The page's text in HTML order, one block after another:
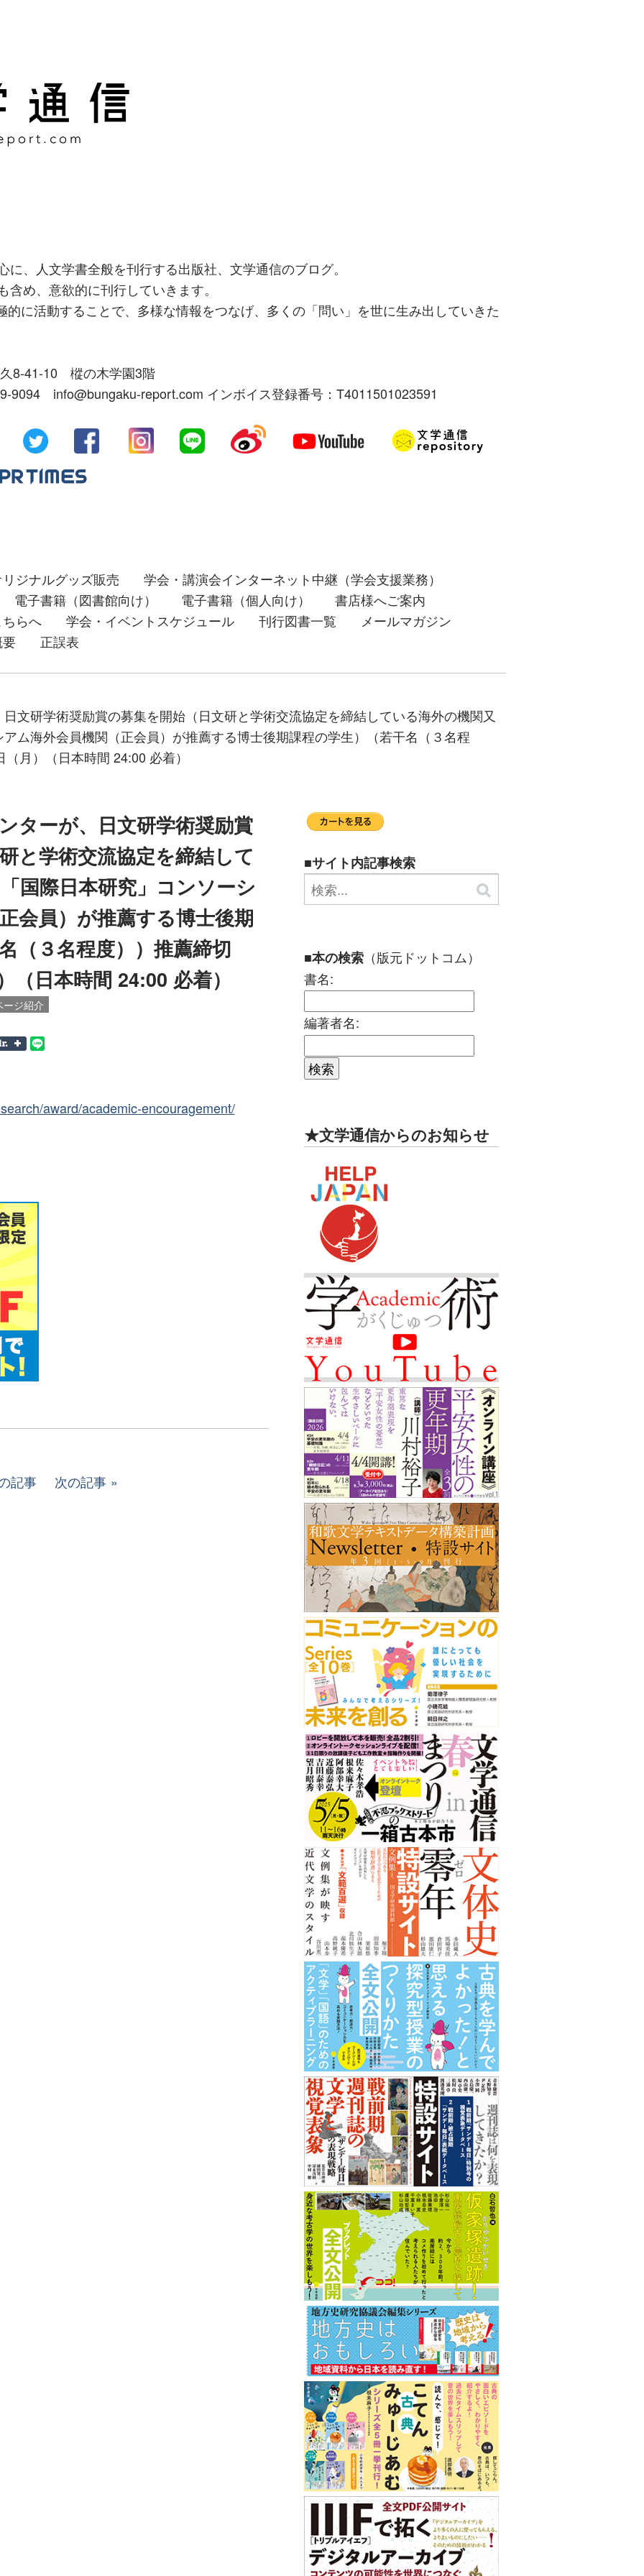
、人文学書全般を刊行する出版社、文学通信のブログ。
め、意欲的に刊行していきます。
に活動することで、多様な情報をつなげ、多くの「問い」を世に生み出していきた
8-41-10 樅の木学園3階
9094 info@bungaku-report.com インボイス登録番号：T4011501023591
ジナルグッズ販売
学会・講演会インターネット中継（学会支援業務）
電子書籍（図書館向け）
電子書籍（個人向け）
書店様へご案内
らへ
学会・イベントスケジュール 刊行図書一覧
メールマガジン
正誤表
文研学術奨励賞の募集を開始（日文研と学術交流協定を締結している海外の機関又
ム海外会員機関（正会員）が推薦する博士後期課程の学生）（若干名（３名程
月）（日本時間 24:00 必着）
ターが、日文研学術奨励賞
と学術交流協定を締結して
国際日本研究」コンソーシ
会員）が推薦する博士後期
（３名程度））推薦締切
（日本時間 24:00 必着）
ジ紹介
award/academic-encouragement/
記事 次の記事
■サイト内記事検索
■本の検索（版元ドットコム）
書名:
編著者名:
★文学通信からのお知らせ